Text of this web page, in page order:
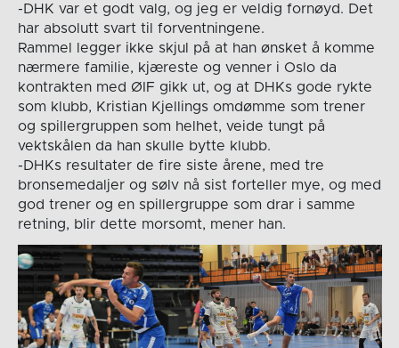
-DHK var et godt valg, og jeg er veldig fornøyd. Det
har absolutt svart til forventningene.
Rammel legger ikke skjul på at han ønsket å komme
nærmere familie, kjæreste og venner i Oslo da
kontrakten med ØIF gikk ut, og at DHKs gode rykte
som klubb, Kristian Kjellings omdømme som trener
og spillergruppen som helhet, veide tungt på
vektskålen da han skulle bytte klubb.
-DHKs resultater de fire siste årene, med tre
bronsemedaljer og sølv nå sist forteller mye, og med
god trener og en spillergruppe som drar i samme
retning, blir dette morsomt, mener han.